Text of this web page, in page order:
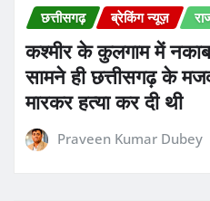
छत्तीसगढ़ ब्रेकिंग न्यूज़
कश्मीर के कुलगाम में
सामने ही छत्तीसगढ़ के
मारकर हत्या कर दी थी
Praveen Kumar Dubey